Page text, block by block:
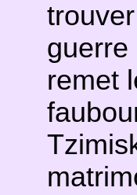
guerre
remet